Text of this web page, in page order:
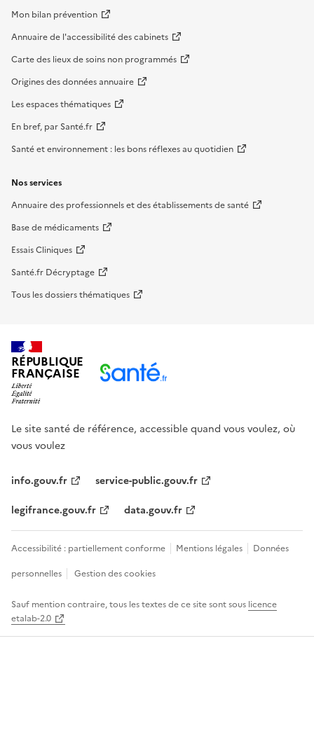
Mon bilan prévention
Annuaire de l'accessibilité des cabinets
Carte des lieux de soins non programmés
Origines des données annuaire
Les espaces thématiques
En bref, par Santé.fr
Santé et environnement : les bons réflexes au quotidien
Nos services
Annuaire des professionnels et des établissements de santé
Base de médicaments
Essais Cliniques
Santé.fr Décryptage
Tous les dossiers thématiques
RÉPUBLIQUE
FRANÇAISE
Le site santé de référence, accessible quand vous voulez, où
vous voulez
info.gouv.fr
service-public.gouv.fr
legifrance.gouv.fr
data.gouv.fr
Accessibilité : partiellement conforme Mentions légales
Données
personnelles
Gestion des cookies
Sauf mention contraire, tous les textes de ce site sont sous licence
etalab-2.0